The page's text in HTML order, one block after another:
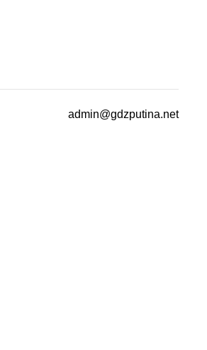
admin@gdzputina.net